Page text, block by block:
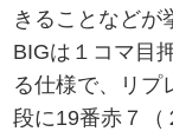
きることなどが
BIGは１コマ目
る仕様で、リプ
段に19番赤７（